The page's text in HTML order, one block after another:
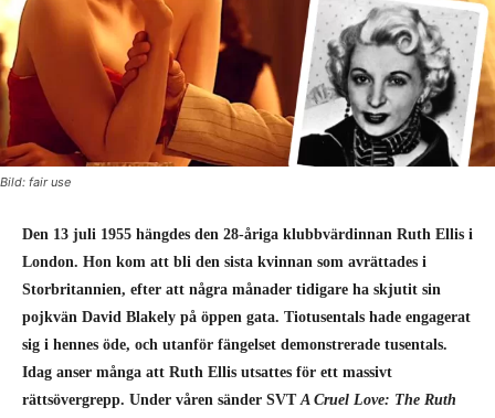
Bild: fair use
Den 13 juli 1955 hängdes den 28-åriga klubbvärdinnan Ruth Ellis i
London. Hon kom att bli den sista kvinnan som avrättades i
Storbritannien, efter att några månader tidigare ha skjutit sin
pojkvän David Blakely på öppen gata. Tiotusentals hade engagerat
sig i hennes öde, och utanför fängelset demonstrerade tusentals.
Idag anser många att Ruth Ellis utsattes för ett massivt
rättsövergrepp. Under våren sänder SVTA Cruel Love: The Ruth